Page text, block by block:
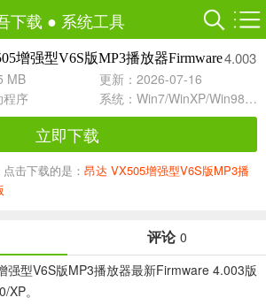
下载 ● 系统工具
增强型V6S版MP3播放器Firmware4.003
MB
更新：2026-07-16
序 系统：Win7/WinXP/Win98/Win8/Win10兼容软件
立即下载
击下载的是： 昂达 VX505增强型V6S版MP3播
评论 0
型V6S版MP3播放器最新Firmware 4.003版
。